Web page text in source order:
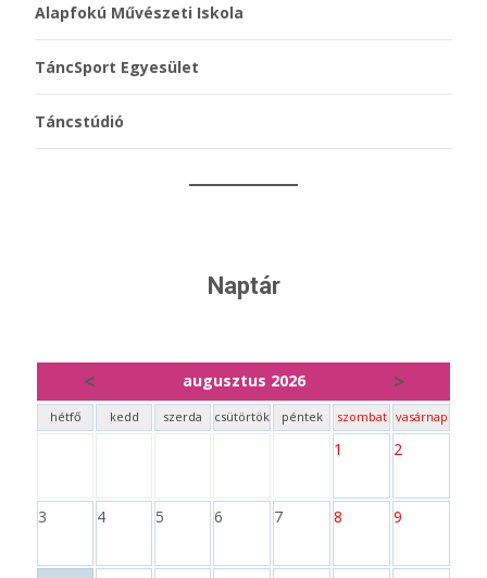
Alapfokú Művészeti Iskola
TáncSport Egyesület
Táncstúdió
Naptár
< augusztus 2026 >
hétfő kedd szerda csütörtök péntek szombat vasárnap
1 2
3 4 5 6 7 8 9